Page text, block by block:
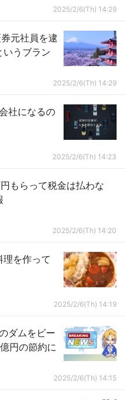
2025/2/6(Th) 14:29
元社員を逮
うブラン
2025/2/6(Th) 14:29
社になるの
2025/2/6(Th) 14:23
もらって税金は払わな
2025/2/6(Th) 14:20
を作って
2025/2/6(Th) 14:19
ダムをビー
円の節約に
2025/2/6(Th) 14:15